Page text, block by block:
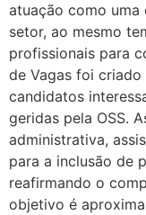
atuação como uma
setor, ao mesmo
profissionais para
de Vagas foi
candidatos
geridas pela OSS.
administrativa,
para a inclusão de
reafirmando o
objetivo é